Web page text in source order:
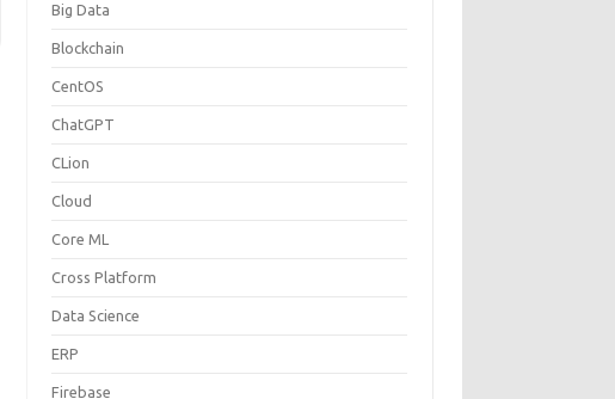
Big Data
Blockchain
CentOS
ChatGPT
CLion
Cloud
Core ML
Cross Platform
Data Science
ERP
Firebase